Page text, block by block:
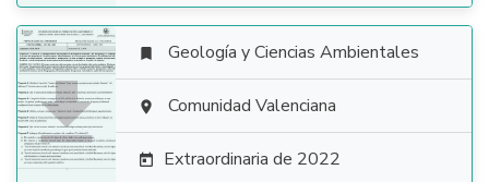

 Geología y Ciencias Ambientales
 Comunidad Valenciana
 Extraordinaria de 2022